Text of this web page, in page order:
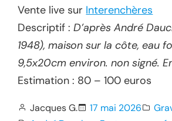
Vente live sur Interenchères
Descriptif :D’après André
1948), maison sur la côte, eau
9,5x20cm environ. non signé.
Estimation : 80 – 100 euros
Jacques G. 17 mai 2026